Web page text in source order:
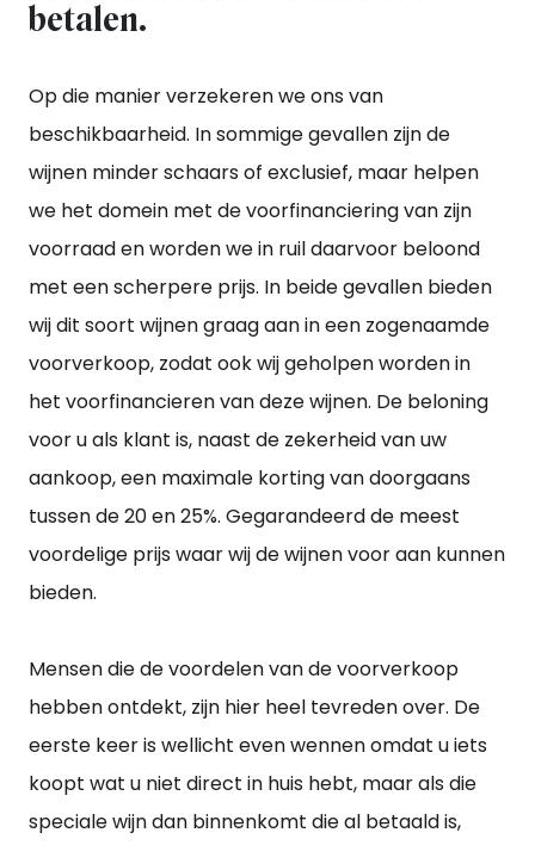
betalen.
Op die manier verzekeren we ons van
beschikbaarheid. In sommige gevallen zijn de
wijnen minder schaars of exclusief, maar helpen
we het domein met de voorfinanciering van zijn
voorraad en worden we in ruil daarvoor beloond
met een scherpere prijs. In beide gevallen bieden
wij dit soort wijnen graag aan in een zogenaamde
voorverkoop, zodat ook wij geholpen worden in
het voorfinancieren van deze wijnen. De beloning
voor u als klant is, naast de zekerheid van uw
aankoop, een maximale korting van doorgaans
tussen de 20 en 25%. Gegarandeerd de meest
voordelige prijs waar wij de wijnen voor aan kunnen
bieden.
Mensen die de voordelen van de voorverkoop
hebben ontdekt, zijn hier heel tevreden over. De
eerste keer is wellicht even wennen omdat u iets
koopt wat u niet direct in huis hebt, maar als die
speciale wijn dan binnenkomt die al betaald is,